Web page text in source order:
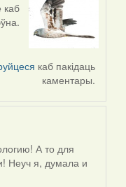
каб
каб пакідаць
каментары.
А то для
Неуч я, думала и